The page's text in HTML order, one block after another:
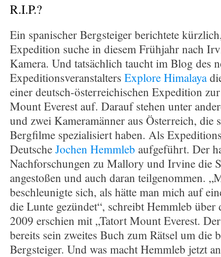
R.I.P.?
Ein spanischer Bergsteiger berichtete
Expedition suche in diesem Frühjahr nach
Kamera. Und tatsächlich taucht im Blog des
Expeditionsveranstalters Explore Himalaya
einer deutsch-österreichischen Expedition
Mount Everest auf. Darauf stehen unter
und zwei Kameramänner aus Österreich, die
Bergfilme spezialisiert haben. Als
DeutscheJochen Hemmleb aufgeführt. Der
Nachforschungen zu Mallory und Irvine die
angestoßen und auch daran teilgenommen.
beschleunigte sich, als hätte man mich auf
die Lunte gezündet“, schreibt Hemmleb über
2009 erschien mit „Tatort Mount Everest.
bereits sein zweites Buch zum Rätsel um die
Bergsteiger. Und was macht Hemmleb jetzt